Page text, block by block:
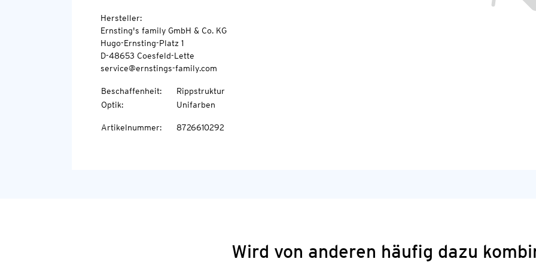
Hersteller:
Ernsting's family GmbH & Co. KG
Hugo-Ernsting-Platz 1
D-48653 Coesfeld-Lette
service@ernstings-family.com
Beschaffenheit:
Rippstruktur
Optik: Unifarben
Artikelnummer: 8726610292
Wird von anderen häufig dazu